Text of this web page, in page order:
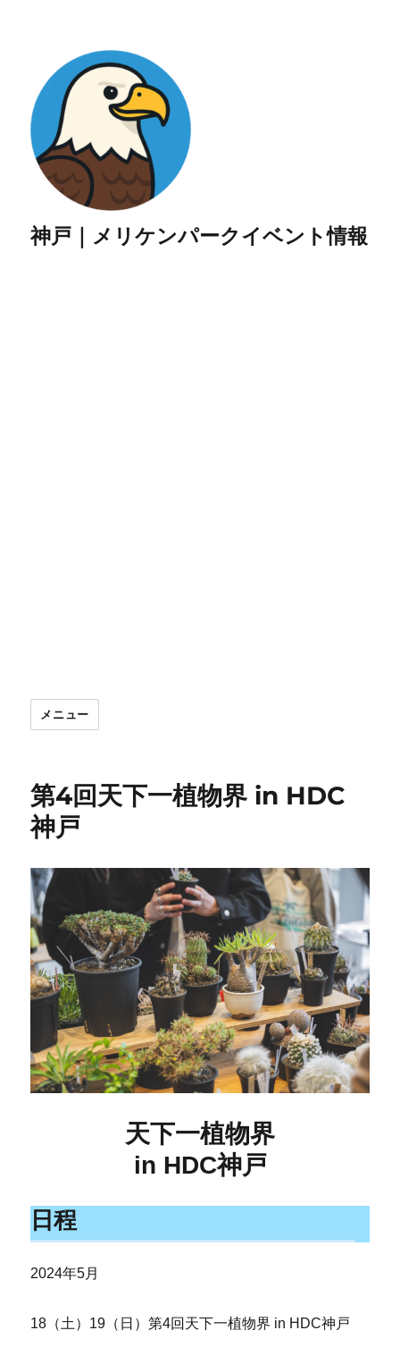
神戸｜メリケンパークイベント情報
メニュー
第4回天下一植物界 in HDC
神戸
天下一植物界
in HDC神戸
日程
2024年5月
18（土）19（日）第4回天下一植物界 in HDC神戸